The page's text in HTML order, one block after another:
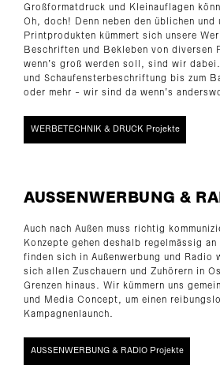
Großformatdruck und Kleinauflagen
Oh, doch! Denn neben den üblichen und
Printprodukten kümmert sich unsere
Beschriften und Bekleben von diversen
wenn’s groß werden soll, sind wir
und Schaufensterbeschriftung bis zum
oder mehr - wir sind da wenn’s
WERBETECHNIK & DRUCK Projekte
AUSSENWERBUNG &
Auch nach Außen muss richtig
Konzepte gehen deshalb regelmässig
finden sich in Außenwerbung und Radio
sich allen Zuschauern und Zuhörern in
Grenzen hinaus. Wir kümmern uns
und Media Concept, um einen
Kampagnenlaunch.
AUSSENWERBUNG & RADIO Projekte